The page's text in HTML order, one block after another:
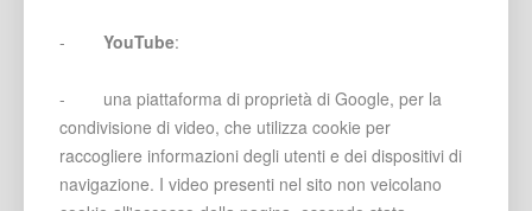
- YouTube:
- una piattaforma di proprietà di Google, per la
condivisione di video, che utilizza cookie per
raccogliere informazioni degli utenti e dei dispositivi di
navigazione. I video presenti nel sito non veicolano